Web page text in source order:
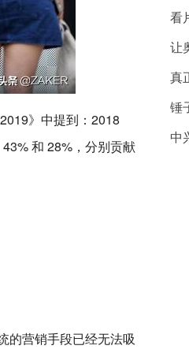
》中提到：2018
和 28%，分别贡献
的营销手段已经无法吸
看
让
真
锤
中